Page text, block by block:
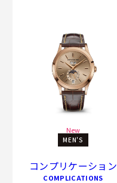
New
MEN'S
コンプリケーション
COMPLICATIONS